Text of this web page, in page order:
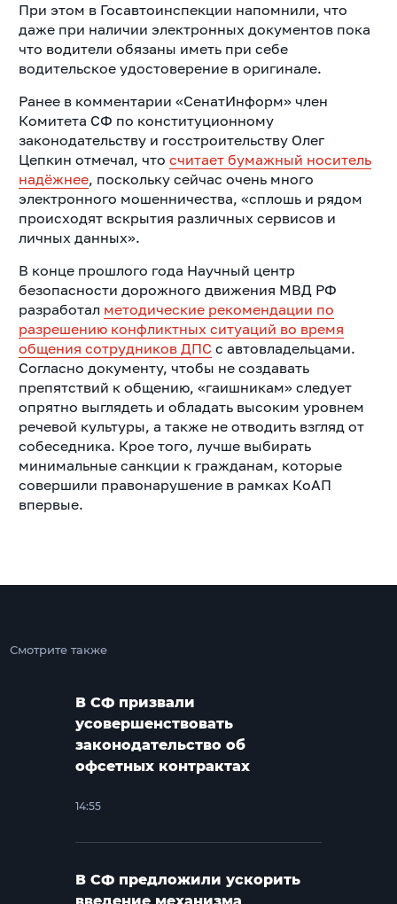
При этом в Госавтоинспекции напомнили, что
даже при наличии электронных документов пока
что водители обязаны иметь при себе
водительское удостоверение в оригинале.
Ранее в комментарии «СенатИнформ» член
Комитета СФ по конституционному
законодательству и госстроительству Олег
Цепкин отмечал, что считает бумажный носитель
надёжнее, поскольку сейчас очень много
электронного мошенничества, «сплошь и рядом
происходят вскрытия различных сервисов и
личных данных».
В конце прошлого года Научный центр
безопасности дорожного движения МВД РФ
разработал методические рекомендации по
разрешению конфликтных ситуаций во время
общения сотрудников ДПС с автовладельцами.
Согласно документу, чтобы не создавать
препятствий к общению, «гаишникам» следует
опрятно выглядеть и обладать высоким уровнем
речевой культуры, а также не отводить взгляд от
собеседника. Крое того, лучше выбирать
минимальные санкции к гражданам, которые
совершили правонарушение в рамках КоАП
впервые.
Смотрите также
В СФ призвали
усовершенствовать
законодательство об
офсетных контрактах
14:55
В СФ предложили ускорить